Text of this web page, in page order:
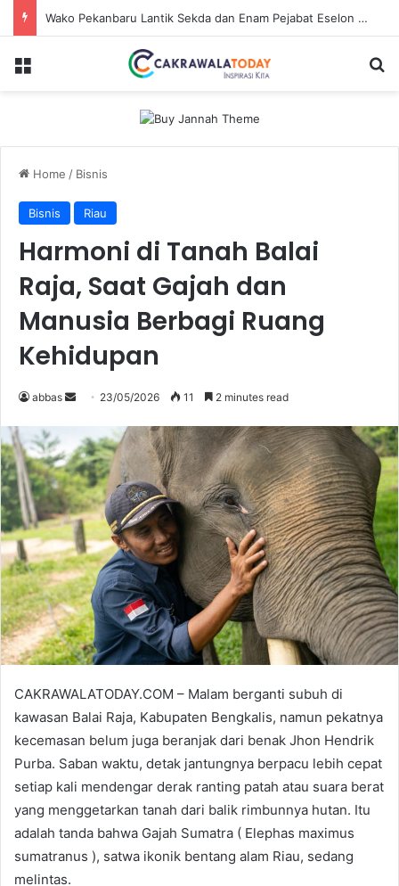
Dirut Jasa Raharja Dampingi Wamenhub Tinjau Penanganan Korban KM Mutiara Sentosa II di RS PHC Surabaya
Home / Bisnis
Bisnis Riau
Harmoni di Tanah Balai
Raja, Saat Gajah dan
Manusia Berbagi Ruang
Kehidupan
abbas
n
d
a
n
e
m
a
i
l
23/05/2026 11 2 minutes read
CAKRAWALATODAY.COM – Malam berganti subuh di
kawasan Balai Raja, Kabupaten Bengkalis, namun pekatnya
kecemasan belum juga beranjak dari benak Jhon Hendrik
Purba. Saban waktu, detak jantungnya berpacu lebih cepat
setiap kali mendengar derak ranting patah atau suara berat
yang menggetarkan tanah dari balik rimbunnya hutan. Itu
adalah tanda bahwa Gajah Sumatra ( Elephas maximus
sumatranus ), satwa ikonik bentang alam Riau, sedang
melintas.